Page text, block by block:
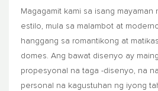
Magagamit kami sa isang mayaman
estilo, mula sa malambot at
hanggang sa romantikong at
domes. Ang bawat disenyo ay
propesyonal na taga -disenyo, na
personal na kagustuhan ng iyong